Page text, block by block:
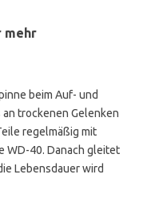
mehr
beim Auf- und
trockenen Gelenken
regelmäßig mit
WD-40. Danach gleitet
Lebensdauer wird